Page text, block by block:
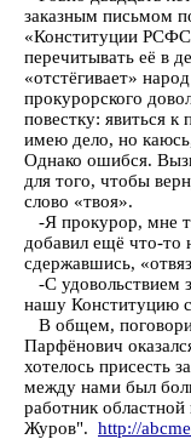
заказным письмом
«Конституции
перечитывать её в
«отстёгивает»
прокурорского
повестку: явиться
имею дело, но
Однако ошибся.
для того, чтобы
слово «твоя».
-Я прокурор, мне
добавил ещё что-то
сдержавшись,
-С удовольствием
нашу Конституцию
В общем,
Парфёнович
хотелось присесть
между нами был
работник
Журов". http://